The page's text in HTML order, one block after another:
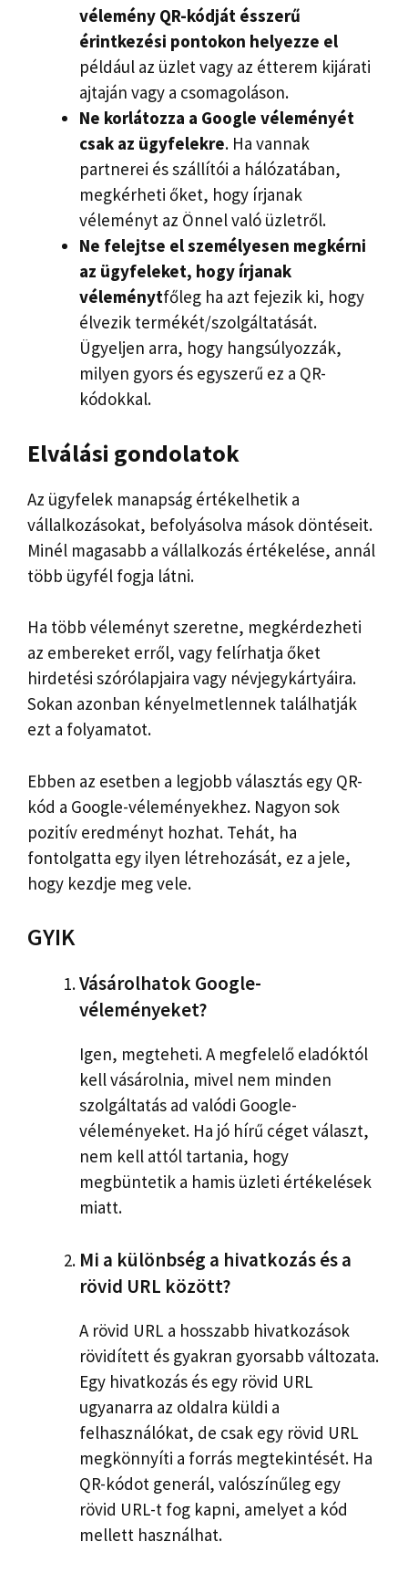
vélemény QR-kódját ésszerű
érintkezési pontokon helyezze el
például az üzlet vagy az étterem kijárati
ajtaján vagy a csomagoláson.
Ne korlátozza a Google véleményét
csak az ügyfelekre. Ha vannak
partnerei és szállítói a hálózatában,
megkérheti őket, hogy írjanak
véleményt az Önnel való üzletről.
Ne felejtse el személyesen megkérni
az ügyfeleket, hogy írjanak
véleménytfőleg ha azt fejezik ki, hogy
élvezik termékét/szolgáltatását.
Ügyeljen arra, hogy hangsúlyozzák,
milyen gyors és egyszerű ez a QR-
kódokkal.
Elválási gondolatok
Az ügyfelek manapság értékelhetik a
vállalkozásokat, befolyásolva mások döntéseit.
Minél magasabb a vállalkozás értékelése, annál
több ügyfél fogja látni.
Ha több véleményt szeretne, megkérdezheti
az embereket erről, vagy felírhatja őket
hirdetési szórólapjaira vagy névjegykártyáira.
Sokan azonban kényelmetlennek találhatják
ezt a folyamatot.
Ebben az esetben a legjobb választás egy QR-
kód a Google-véleményekhez. Nagyon sok
pozitív eredményt hozhat. Tehát, ha
fontolgatta egy ilyen létrehozását, ez a jele,
hogy kezdje meg vele.
GYIK
Vásárolhatok Google-
véleményeket?
Igen, megteheti. A megfelelő eladóktól
kell vásárolnia, mivel nem minden
szolgáltatás ad valódi Google-
véleményeket. Ha jó hírű céget választ,
nem kell attól tartania, hogy
megbüntetik a hamis üzleti értékelések
miatt.
Mi a különbség a hivatkozás és a
rövid URL között?
A rövid URL a hosszabb hivatkozások
rövidített és gyakran gyorsabb változata.
Egy hivatkozás és egy rövid URL
ugyanarra az oldalra küldi a
felhasználókat, de csak egy rövid URL
megkönnyíti a forrás megtekintését. Ha
QR-kódot generál, valószínűleg egy
rövid URL-t fog kapni, amelyet a kód
mellett használhat.